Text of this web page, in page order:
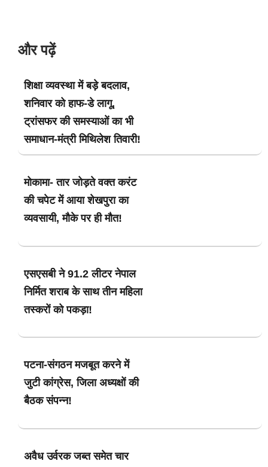
और पढ़ें
शिक्षा व्यवस्था में बड़े बदलाव,
शनिवार को हाफ-डे लागू,
ट्रांसफर की समस्याओं का भी
समाधान-मंत्री मिथिलेश तिवारी!
मोकामा- तार जोड़ते वक्त करंट
की चपेट में आया शेखपुरा का
व्यवसायी, मौके पर ही मौत!
एसएसबी ने 91.2 लीटर नेपाल
निर्मित शराब के साथ तीन महिला
तस्करों को पकड़ा!
पटना-संगठन मजबूत करने में
जुटी कांग्रेस, जिला अध्यक्षों की
बैठक संपन्न!
अवैध उर्वरक जब्त समेत चार